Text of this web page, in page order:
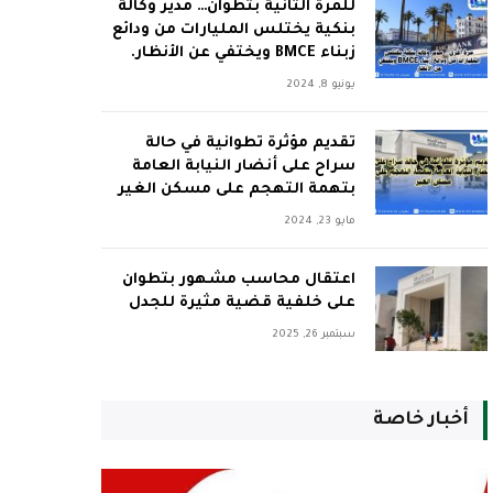
للمرة الثانية بتطوان… مدير وكالة
بنكية يختلس المليارات من ودائع
زبناء BMCE ويختفي عن الأنظار.
يونيو 8, 2024
تقديم مؤثرة تطوانية في حالة
سراح على أنضار النيابة العامة
بتهمة التهجم على مسكن الغير
مايو 23, 2024
اعتقال محاسب مشهور بتطوان
على خلفية قضية مثيرة للجدل
سبتمبر 26, 2025
أخبار خاصة